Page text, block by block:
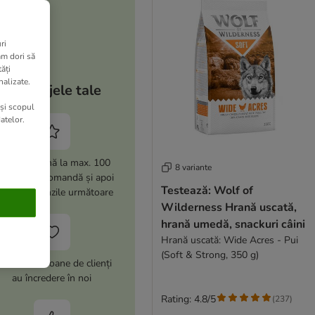
Avantajele tale
-15% (până la max. 100
la prima comandă și apoi
la comenzile următoare
10 milioane de clienți
au încredere în noi
8 variante
Testează: Wolf of
Wilderness Hrană uscată,
hrană umedă, snackuri câini
Hrană uscată: Wide Acres - Pui
(Soft & Strong, 350 g)
Rating: 4.8/5 (237)
dori să
scopul